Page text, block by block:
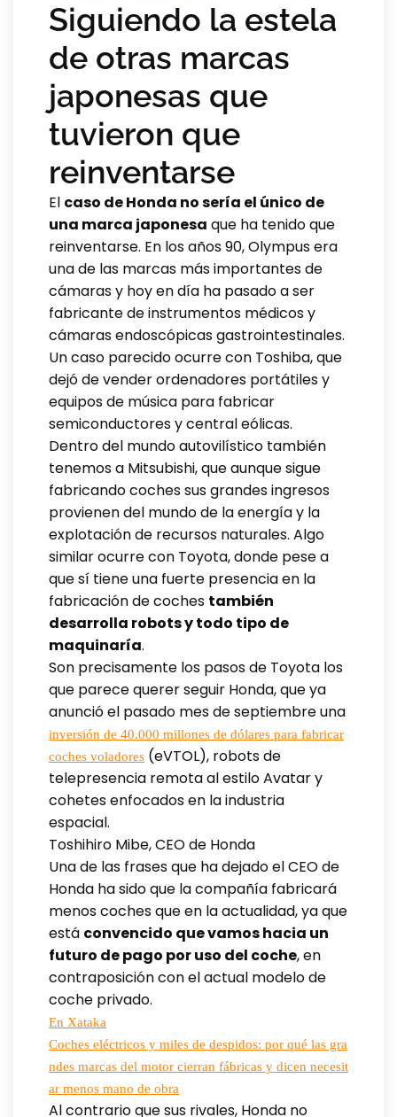
Siguiendo la estela
de otras marcas
japonesas que
tuvieron que
reinventarse
El caso de Honda no sería el único de
una marca japonesa que ha tenido que
reinventarse. En los años 90, Olympus era
una de las marcas más importantes de
cámaras y hoy en día ha pasado a ser
fabricante de instrumentos médicos y
cámaras endoscópicas gastrointestinales.
Un caso parecido ocurre con Toshiba, que
dejó de vender ordenadores portátiles y
equipos de música para fabricar
semiconductores y central eólicas.
Dentro del mundo autovilístico también
tenemos a Mitsubishi, que aunque sigue
fabricando coches sus grandes ingresos
provienen del mundo de la energía y la
explotación de recursos naturales. Algo
similar ocurre con Toyota, donde pese a
que sí tiene una fuerte presencia en la
fabricación de coches también
desarrolla robots y todo tipo de
maquinaría.
Son precisamente los pasos de Toyota los
que parece querer seguir Honda, que ya
anunció el pasado mes de septiembre una
inversión de 40.000 millones de dólares para fabricar
coches voladores (eVTOL), robots de
telepresencia remota al estilo Avatar y
cohetes enfocados en la industria
espacial.
Toshihiro Mibe, CEO de Honda
Una de las frases que ha dejado el CEO de
Honda ha sido que la compañía fabricará
menos coches que en la actualidad, ya que
está convencido que vamos hacia un
futuro de pago por uso del coche, en
contraposición con el actual modelo de
coche privado.
En Xataka
Coches eléctricos y miles de despidos: por qué las gra
ndes marcas del motor cierran fábricas y dicen necesit
ar menos mano de obra
Al contrario que sus rivales, Honda no